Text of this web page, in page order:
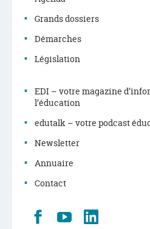
Grands dossiers
Démarches
Législation
EDI – votre magazine
l’éducation
edutalk – votre podcast
Newsletter
Annuaire
Contact
Retrouvez
nous
Youtube